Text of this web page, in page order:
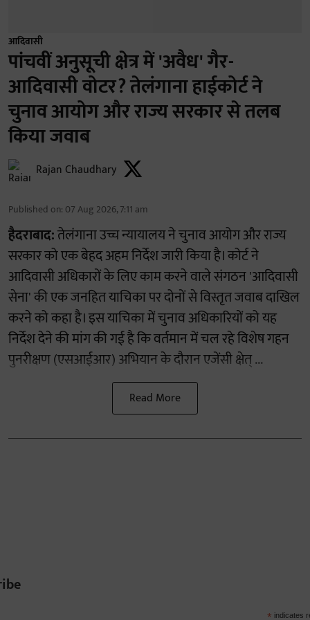
आदिवासी
पांचवीं अनुसूची क्षेत्र में 'अवैध' गैर-
आदिवासी वोटर? तेलंगाना हाईकोर्ट ने
चुनाव आयोग और राज्य सरकार से तलब
किया जवाब
Rajan Chaudhary
Published on: 07 Aug 2026, 7:11 am
हैदराबाद:तेलंगाना उच्च न्यायालय ने चुनाव आयोग और राज्य
सरकार को एक बेहद अहम निर्देश जारी किया है। कोर्ट ने
आदिवासी अधिकारों के लिए काम करने वाले संगठन 'आदिवासी
सेना' की एक जनहित याचिका पर दोनों से विस्तृत जवाब दाखिल
करने को कहा है। इस याचिका में चुनाव अधिकारियों को यह
निर्देश देने की मांग की गई है कि वर्तमान में चल रहे विशेष गहन
पुनरीक्षण (एसआईआर) अभियान के दौरान एजेंसी क्षेत् ...
Read More
* indicates